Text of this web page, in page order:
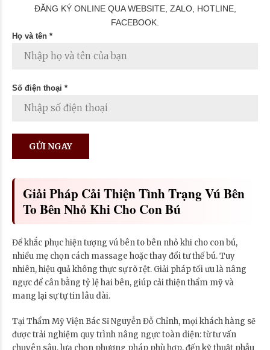
ĐĂNG KÝ ONLINE QUA WEBSITE, ZALO, HOTLINE,
FACEBOOK.
Họ và tên *
Số điện thoại *
Giải Pháp Cải Thiện Tình Trạng Vú Bên
To Bên Nhỏ Khi Cho Con Bú
Để khắc phục hiện tượng vú bên to bên nhỏ khi cho con bú,
nhiều mẹ chọn cách massage hoặc thay đổi tư thế bú. Tuy
nhiên, hiệu quả không thực sự rõ rệt. Giải pháp tối ưu là nâng
ngực để cân bằng tỷ lệ hai bên, giúp cải thiện thẩm mỹ và
mang lại sự tự tin lâu dài.
Tại Thẩm Mỹ Viện Bác Sĩ Nguyễn Đỗ Chỉnh, mọi khách hàng sẽ
được trải nghiệm quy trình nâng ngực toàn diện: từ tư vấn
chuyên sâu, lựa chọn phương pháp phù hợp, đến kỹ thuật phẫu